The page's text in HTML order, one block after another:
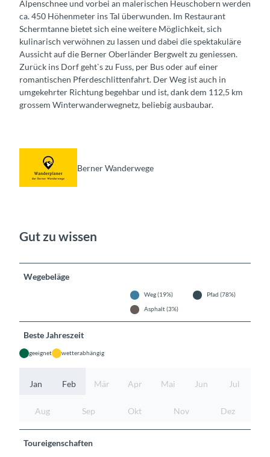
Alpenschnee und vorbei an malerischen Heuschobern werden
ca. 450 Höhenmeter ins Tal überwunden. Im Restaurant
Schermtanne bietet sich eine weitere Möglichkeit, sich
kulinarisch verwöhnen zu lassen und dabei die spektakuläre
Aussicht auf die Berner Oberländer Bergwelt zu geniessen.
Zurück ins Dorf geht`s zu Fuss, per Bus oder auf einer
romantischen Pferdeschlittenfahrt. Der Weg ist auch in
umgekehrter Richtung begehbar und ist, dank dem 112,5 km
grossem Winterwanderwegnetz, beliebig ausbaubar.
Berner Wanderwege
Gut zu wissen
Wegebeläge
Weg (19%)
Pfad (78%)
Asphalt (3%)
Beste Jahreszeit
geeignet wetterabhängig
Jan Feb Mär Apr Mai Jun Jul
Aug Sep Okt Nov Dez
Toureigenschaften